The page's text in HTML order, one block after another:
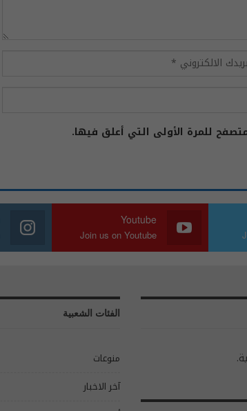
للمرة الأولى التي أعلق فيها.
Youtube
Join us on Youtube
الفئات الشعبية
منوعات
آخر الاخبار